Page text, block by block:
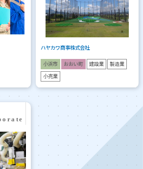
ハヤカワ商事株式会社
小浜市 おおい町 建設業 製造業
小売業